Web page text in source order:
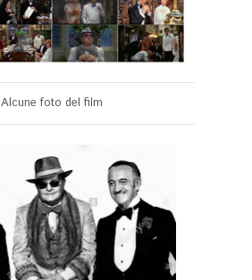
Alcune foto del film